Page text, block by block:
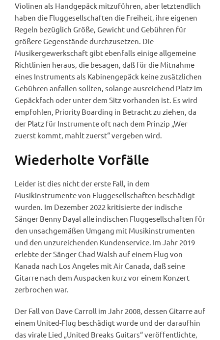
Violinen als Handgepäck mitzuführen, aber letztendlich
haben die Fluggesellschaften die Freiheit, ihre eigenen
Regeln bezüglich Größe, Gewicht und Gebühren für
größere Gegenstände durchzusetzen. Die
Musikergewerkschaft gibt ebenfalls einige allgemeine
Richtlinien heraus, die besagen, daß für die Mitnahme
eines Instruments als Kabinengepäck keine zusätzlichen
Gebühren anfallen sollten, solange ausreichend Platz im
Gepäckfach oder unter dem Sitz vorhanden ist. Es wird
empfohlen, Priority Boarding in Betracht zu ziehen, da
der Platz für Instrumente oft nach dem Prinzip „Wer
zuerst kommt, mahlt zuerst“ vergeben wird.
Wiederholte Vorfälle
Leider ist dies nicht der erste Fall, in dem
Musikinstrumente von Fluggesellschaften beschädigt
wurden. Im Dezember 2022 kritisierte der indische
Sänger Benny Dayal alle indischen Fluggesellschaften für
den unsachgemäßen Umgang mit Musikinstrumenten
und den unzureichenden Kundenservice. Im Jahr 2019
erlebte der Sänger Chad Walsh auf einem Flug von
Kanada nach Los Angeles mit Air Canada, daß seine
Gitarre nach dem Auspacken kurz vor einem Konzert
zerbrochen war.
Der Fall von Dave Carroll im Jahr 2008, dessen Gitarre auf
einem United-Flug beschädigt wurde und der daraufhin
das virale Lied „United Breaks Guitars“ veröffentlichte,